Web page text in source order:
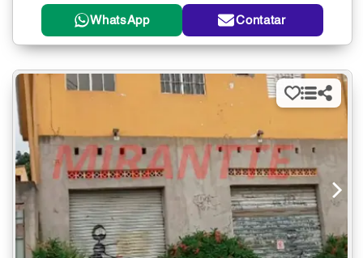
WhatsApp Contatar